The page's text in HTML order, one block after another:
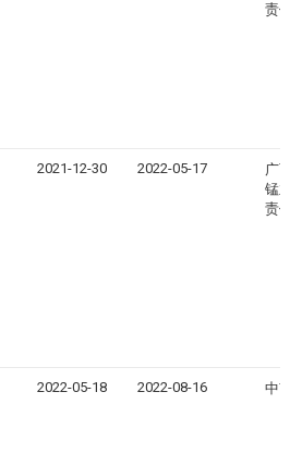
责任
2021-12-30 2022-05-17
广西
锰业
责任
2022-05-18 2022-08-16 中南